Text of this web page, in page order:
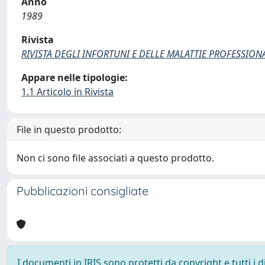
1989
Rivista
RIVISTA DEGLI INFORTUNI E DELLE MALATTIE
Appare nelle tipologie:
1.1 Articolo in Rivista
File in questo prodotto:
Non ci sono file associati a questo prodotto.
Pubblicazioni consigliate